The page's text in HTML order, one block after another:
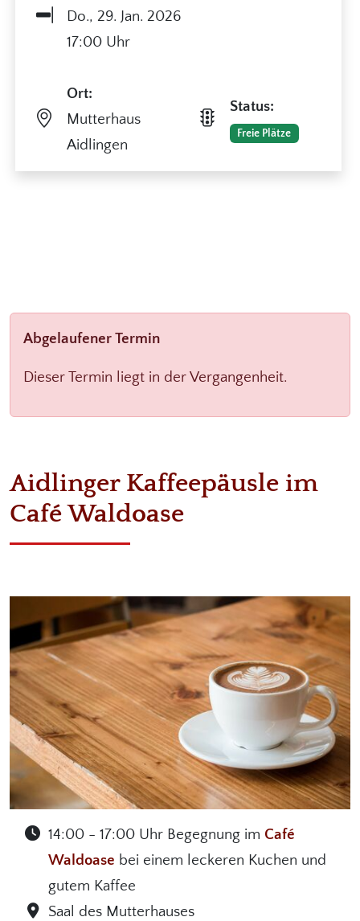
Do., 29. Jan. 2026
17:00 Uhr
Ort:
Mutterhaus
Aidlingen
Status:
Freie Plätze
Abgelaufener Termin
Dieser Termin liegt in der Vergangenheit.
Aidlinger Kaffeepäusle im
Café Waldoase
14:00 - 17:00 Uhr Begegnung im Café
Waldoase bei einem leckeren Kuchen und
gutem Kaffee
Saal des Mutterhauses